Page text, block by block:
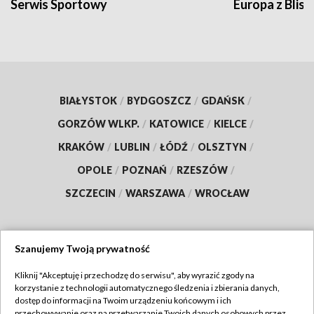
Serwis Sportowy Europa z
BIAŁYSTOK / BYDGOSZCZ / GDAŃSK /
GORZÓW WLKP. / KATOWICE / KIELCE /
KRAKÓW / LUBLIN / ŁÓDŹ / OLSZTYN /
OPOLE / POZNAŃ / RZESZÓW /
SZCZECIN / WARSZAWA / WROCŁAW
TVP
Szanujemy Twoją prywatność
Kliknij "Akceptuję i przechodzę do serwisu", aby wyrazić zgody na
korzystanie z technologii automatycznego śledzenia i zbierania danych,
dostęp do informacji na Twoim urządzeniu końcowym i ich